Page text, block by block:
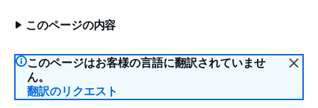
このページの内容
このページはお客様の言語に翻訳されていませ
ん。
翻訳のリクエスト